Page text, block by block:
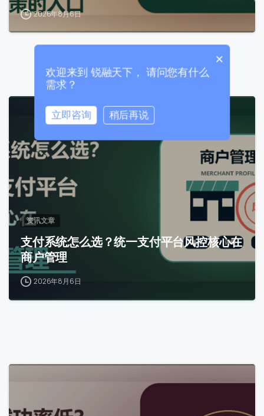
2026年8月6日
资讯文章
支付系统怎么选？统一支付平台风控核心在
商户管理
2026年8月6日
0
+86
0 / 180
首次进入页面
访问历史
提交
我们通常的回复时间：
×
欢迎来到 锐融天下， 请问您有什么
需求？
立即咨询 稍后再说